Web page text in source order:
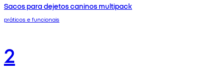
Sacos para dejetos caninos multipack
práticos e funcionais
2